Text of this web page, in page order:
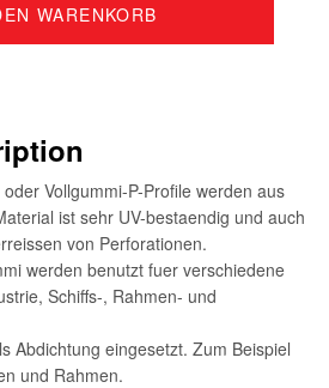
WARENKORB
Vollgummi-P-Profile werden aus
ist sehr UV-bestaendig und auch
von Perforationen.
werden benutzt fuer verschiedene
Schiffs-, Rahmen- und
Abdichtung eingesetzt. Zum Beispiel
und Rahmen.